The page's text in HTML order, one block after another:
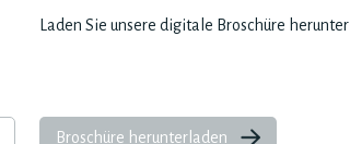
Laden Sie unsere digitale Broschüre herunter
Broschüre herunterladen